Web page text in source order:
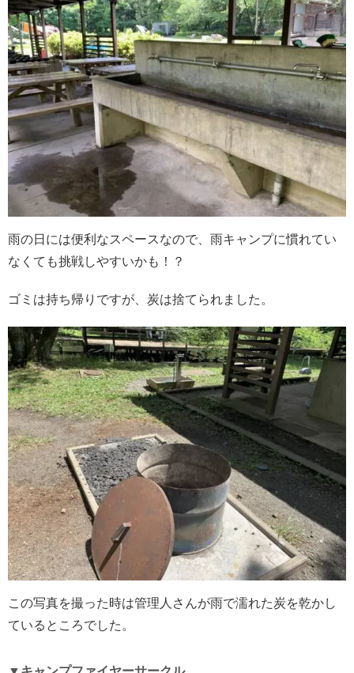
雨の日には便利なスペースなので、雨キャンプに慣れてい
なくても挑戦しやすいかも！？
ゴミは持ち帰りですが、炭は捨てられました。
この写真を撮った時は管理人さんが雨で濡れた炭を乾かし
ているところでした。